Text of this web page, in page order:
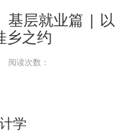
基层就业篇 | 以
乡之约
读次数：
学